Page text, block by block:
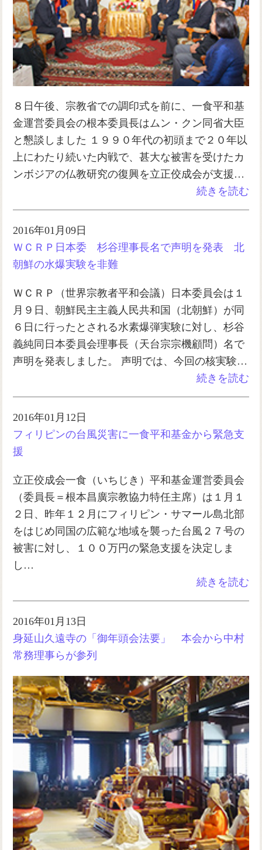
８日午後、宗教省での調印式を前に、一食平和基
金運営委員会の根本委員長はムン・クン同省大臣
と懇談しました １９９０年代の初頭まで２０年以
上にわたり続いた内戦で、甚大な被害を受けたカ
ンボジアの仏教研究の復興を立正佼成会が支援…
続きを読む
2016年01月09日
ＷＣＲＰ日本委 杉谷理事長名で声明を発表 北
朝鮮の水爆実験を非難
ＷＣＲＰ（世界宗教者平和会議）日本委員会は１
月９日、朝鮮民主主義人民共和国（北朝鮮）が同
６日に行ったとされる水素爆弾実験に対し、杉谷
義純同日本委員会理事長（天台宗宗機顧問）名で
声明を発表しました。 声明では、今回の核実験…
続きを読む
2016年01月12日
フィリピンの台風災害に一食平和基金から緊急支
援
立正佼成会一食（いちじき）平和基金運営委員会
（委員長＝根本昌廣宗教協力特任主席）は１月１
２日、昨年１２月にフィリピン・サマール島北部
をはじめ同国の広範な地域を襲った台風２７号の
被害に対し、１００万円の緊急支援を決定しま
し…
続きを読む
2016年01月13日
身延山久遠寺の「御年頭会法要」 本会から中村
常務理事らが参列